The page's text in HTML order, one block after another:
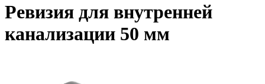
Ревизия для внутренней
канализации 50 мм